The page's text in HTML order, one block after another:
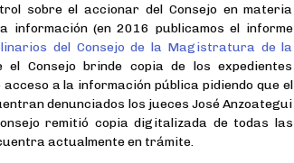
sobre el accionar del Consejo en materia
información (en 2016 publicamos el informe
del Consejo de la Magistratura de la
Consejo brinde copia de los expedientes
a la información pública pidiendo que el
denunciados los jueces José Anzoategui
remitió copia digitalizada de todas las
actualmente en trámite.